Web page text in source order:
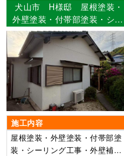
犬山市 H様邸 屋根塗装・
外壁塗装・付帯部塗装・シー
リング工事・外壁補修工事
【使用塗料】屋根：ｳﾙﾄﾗSi
外壁：ｳﾙﾄﾗSi
施工内容
屋根塗装・外壁塗装・付帯部塗
装・シーリング工事・外壁補修